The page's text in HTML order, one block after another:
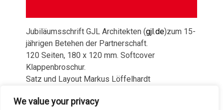
We value your privacy
Jubiläumsschrift GJL Architekten (gjl.de)zum 15-
jährigen Betehen der Partnerschaft.
120 Seiten, 180 x 120 mm. Softcover
Klappenbroschur.
Satz und Layout Markus Löffelhardt
Veröffentlichungen